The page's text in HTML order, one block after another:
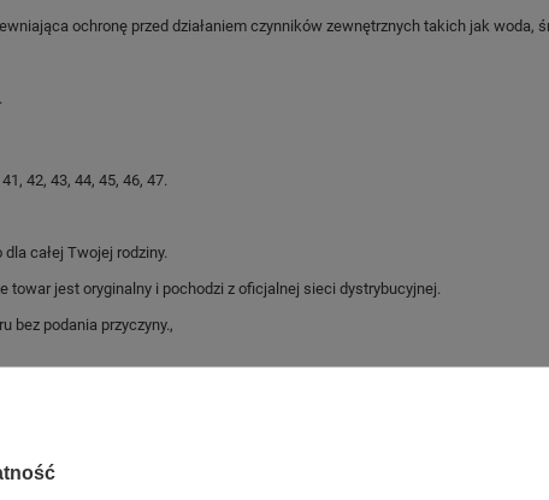
ochronę przed działaniem czynników zewnętrznych takich jak woda,
42, 43, 44, 45, 46, 47.
całej Twojej rodziny.
jest oryginalny i pochodzi z oficjalnej sieci dystrybucyjnej.
bez podania przyczyny.,